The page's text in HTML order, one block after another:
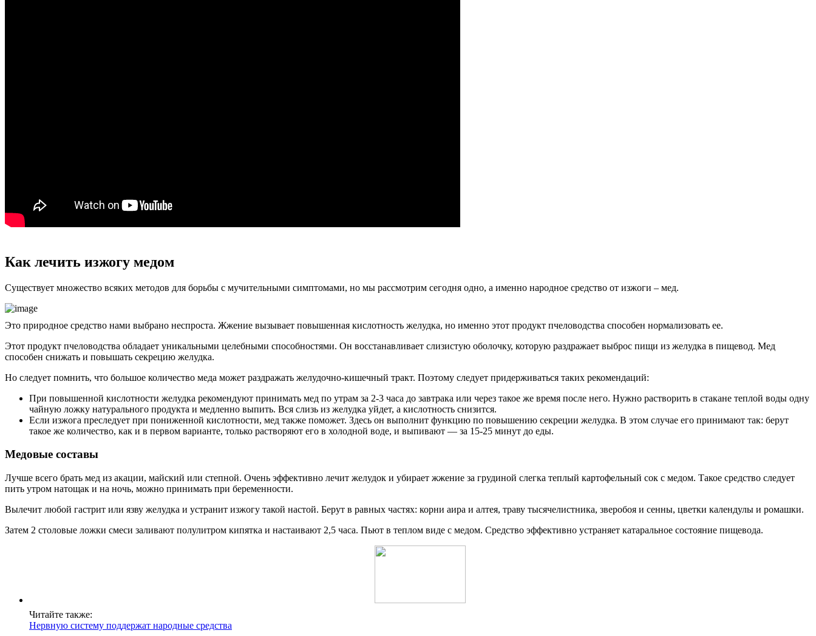
Как лечить изжогу медом
Существует множество всяких методов для борьбы с мучительными симптомами, но мы рассмотрим сегодня одно, а именно народное средство от изжоги – мед.
Это природное средство нами выбрано неспроста. Жжение вызывает повышенная кислотность желудка, но именно этот продукт пчеловодства способен нормализовать ее.
Этот продукт пчеловодства обладает уникальными целебными способностями. Он восстанавливает слизистую оболочку, которую раздражает выброс пищи из желудка в пищевод. Мед
способен снижать и повышать секрецию желудка.
Но следует помнить, что большое количество меда может раздражать желудочно-кишечный тракт. Поэтому следует придерживаться таких рекомендаций:
При повышенной кислотности желудка рекомендуют принимать мед по утрам за 2-3 часа до завтрака или через такое же время после него. Нужно растворить в стакане теплой воды одну
чайную ложку натурального продукта и медленно выпить. Вся слизь из желудка уйдет, а кислотность снизится.
Если изжога преследует при пониженной кислотности, мед также поможет. Здесь он выполнит функцию по повышению секреции желудка. В этом случае его принимают так: берут
такое же количество, как и в первом варианте, только растворяют его в холодной воде, и выпивают — за 15-25 минут до еды.
Медовые составы
Лучше всего брать мед из акации, майский или степной. Очень эффективно лечит желудок и убирает жжение за грудиной слегка теплый картофельный сок с медом. Такое средство следует
пить утром натощак и на ночь, можно принимать при беременности.
Вылечит любой гастрит или язву желудка и устранит изжогу такой настой. Берут в равных частях: корни аира и алтея, траву тысячелистника, зверобоя и сенны, цветки календулы и ромашки.
Затем 2 столовые ложки смеси заливают полулитром кипятка и настаивают 2,5 часа. Пьют в теплом виде с медом. Средство эффективно устраняет катаральное состояние пищевода.
Читайте также:
Нервную систему поддержат народные средства